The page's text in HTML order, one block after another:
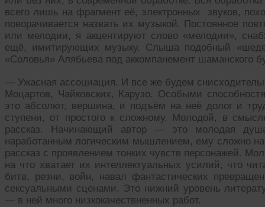
всего лишь на фрагмент её, электронных звуков,
поворачивается назвать их музыкой. Постоянное
или мелодии, я акцентируют слово «мелодии»,
ещё, имитирующих музыку. Слыша подобный
«Соловья» Алябьева под аккомпанемент шаманского
— Ужасная ассоциация. И все же будем
Моцартов, Чайковских, Карузо. Особыми
это абсолют, вершина, и подъём на неё долог и
ступени, от простого к сложному. Молодой, в
рассказ. Начинающий автор — это молодая
наработанным логическим мышлением, ему сложно
рассказ с проявлением тонких чувств персонажей.
на что хватает их интеллектуальных усилий, что
битв, резни, войн, навал фантастических
сексуальными сценами. Это нижний уровень
— в ней много низкокачествненных работ.